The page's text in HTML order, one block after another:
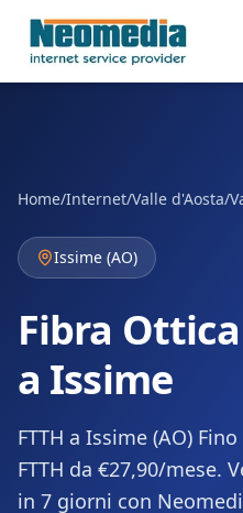
Home/Internet/Valle d'Aosta/
Issime (AO)
Fibra
a Issime
FTTH a Issime (AO)
FTTH da €27,90/mese.
in 7 giorni con